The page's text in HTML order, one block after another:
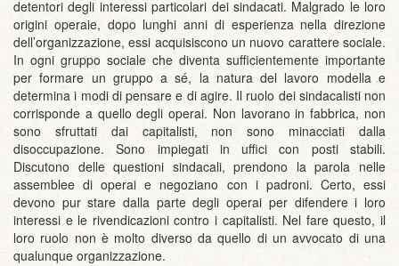
detentori degli interessi particolari dei sindacati. Malgrado le loro
origini operaie, dopo lunghi anni di esperienza nella direzione
dell’organizzazione, essi acquisiscono un nuovo carattere sociale.
In ogni gruppo sociale che diventa sufficientemente importante
per formare un gruppo a sé, la natura del lavoro modella e
determina i modi di pensare e di agire. Il ruolo dei sindacalisti non
corrisponde a quello degli operai. Non lavorano in fabbrica, non
sono sfruttati dai capitalisti, non sono minacciati dalla
disoccupazione. Sono impiegati in uffici con posti stabili.
Discutono delle questioni sindacali, prendono la parola nelle
assemblee di operai e negoziano con i padroni. Certo, essi
devono pur stare dalla parte degli operai per difendere i loro
interessi e le rivendicazioni contro i capitalisti. Nel fare questo, il
loro ruolo non è molto diverso da quello di un avvocato di una
qualunque organizzazione.